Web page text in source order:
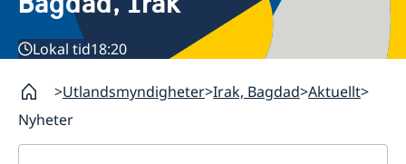
Lokal tid18:20
Utlandsmyndigheter Irak, Bagdad Aktuellt
Nyheter